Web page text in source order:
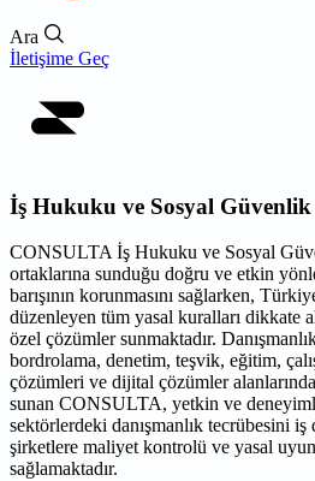
Ara
İletişime Geç
İş Hukuku ve Sosyal Güvenlik
CONSULTA İş Hukuku ve Sosyal
ortaklarına sunduğu doğru ve etkin
barışının korunmasını sağlarken,
düzenleyen tüm yasal kuralları dikkate
özel çözümler sunmaktadır.
bordrolama, denetim, teşvik, eğitim,
çözümleri ve dijital çözümler
sunan CONSULTA, yetkin ve
sektörlerdeki danışmanlık tecrübesini iş
şirketlere maliyet kontrolü ve yasal
sağlamaktadır.